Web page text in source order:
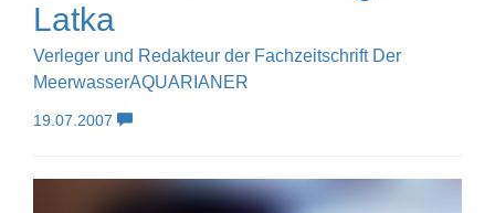
Latka
Verleger und Redakteur der Fachzeitschrift Der
MeerwasserAQUARIANER
19.07.2007